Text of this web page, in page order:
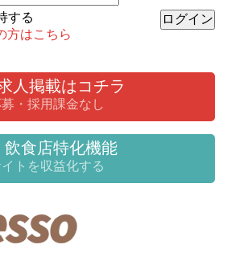
する
方はこちら
人掲載はコチラ
・採用課金なし
飲食店特化機能
トを収益化する